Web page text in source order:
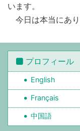
います。
今日は本当にあり
プロフィール
English
Français
中国語